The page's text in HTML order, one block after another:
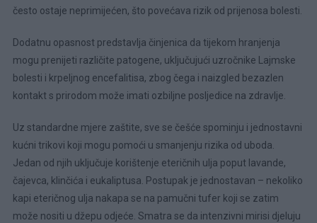
često ostaje neprimijećen, što povećava rizik od prijenosa bolesti.
Dodatnu opasnost predstavlja činjenica da tijekom hranjenja
mogu prenijeti različite patogene, uključujući uzročnike Lajmske
bolesti i krpeljnog encefalitisa, zbog čega i naizgled bezazlen
kontakt s prirodom može imati ozbiljne posljedice na zdravlje.
Uz standardne mjere zaštite, sve se češće spominju i jednostavni
kućni trikovi koji mogu pomoći u smanjenju rizika od uboda.
Jedan od njih uključuje korištenje eteričnih ulja poput lavande,
čajevca, klinčića i eukaliptusa. Postupak je jednostavan – nekoliko
kapi eteričnog ulja nakapa se na pamučni tufer koji se zatim
može nositi u džepu odjeće. Smatra se da intenzivni mirisi djeluju